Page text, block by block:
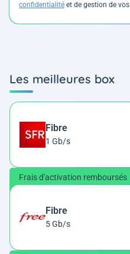
confidentialité et de gestion de
Les meilleures box
Fibre
1 Gb/s
Frais d'activation remboursés
Fibre
5 Gb/s